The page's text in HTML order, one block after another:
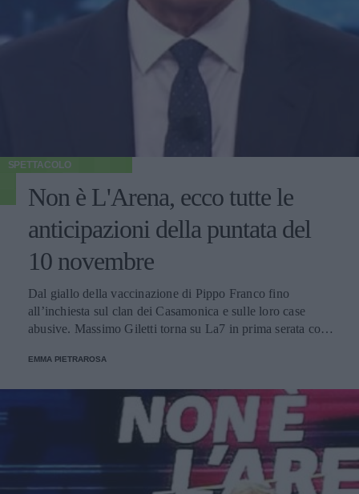
SPETTACOLO
Non è L'Arena, ecco tutte le
anticipazioni della puntata del
10 novembre
Dal giallo della vaccinazione di Pippo Franco fino
all’inchiesta sul clan dei Casamonica e sulle loro case
abusive. Massimo Giletti torna su La7 in prima serata con
EMMA PIETRAROSA